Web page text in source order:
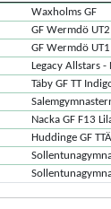
Waxholms GF
GF Wermdö UT2
GF Wermdö UT1
Legacy Allstars -
Täby GF TT
Nacka GF F13
Huddinge GF